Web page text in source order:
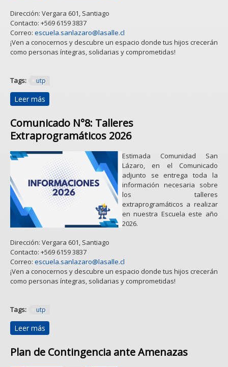
Dirección: Vergara 601, Santiago
Contacto: +569 6159 3837
Correo: escuela.sanlazaro@lasalle.cl
¡Ven a conocernos y descubre un espacio donde tus hijos crecerán
como personas íntegras, solidarias y comprometidas!
Tags: utp
Leer más
Evaluaciones
Comunicado N°8: Talleres
Extraprogramáticos 2026
Estimada Comunidad San
Lázaro, en el Comunicado
adjunto se entrega toda la
información necesaria sobre
los talleres
extraprogramáticos a realizar
en nuestra Escuela este año
2026.
Dirección: Vergara 601, Santiago
Contacto: +569 6159 3837
Correo: escuela.sanlazaro@lasalle.cl
¡Ven a conocernos y descubre un espacio donde tus hijos crecerán
como personas íntegras, solidarias y comprometidas!
Tags: utp
Leer más
2026
Plan de Contingencia ante Amenazas